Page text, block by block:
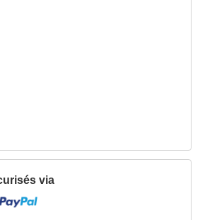
via